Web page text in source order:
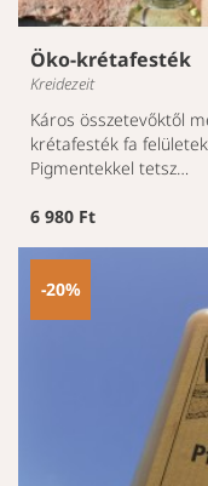
Öko-krétafesték
Kreidezeit
Káros összetevőktől
krétafesték fa
Pigmentekkel tetsz…
6 980 Ft
-20%